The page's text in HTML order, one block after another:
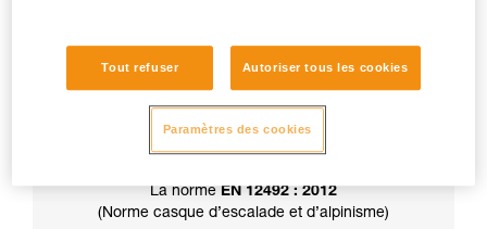
jugulairedétermine aussi la certificationde
votre casque :
La norme EN 12492 : 2012
(Norme casque d’escalade et d’alpinisme)
Tout refuser Autoriser tous les cookies
Paramètres des cookies